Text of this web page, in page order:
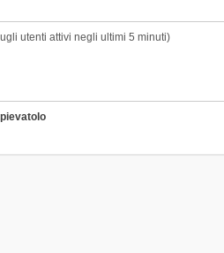
utenti attivi negli ultimi 5 minuti)